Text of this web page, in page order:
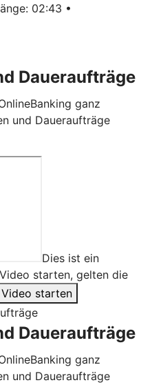
02:43 •
Daueraufträge
ganz
und Daueraufträge
Dies ist ein
starten, gelten die
Video starten
Daueraufträge
ganz
und Daueraufträge